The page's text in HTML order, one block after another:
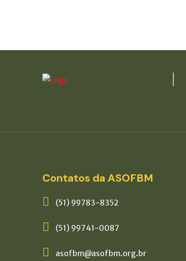
Contatos da ASOFBM
(51) 99783-8352
(51) 99741-0087
asofbm@asofbm.org.br